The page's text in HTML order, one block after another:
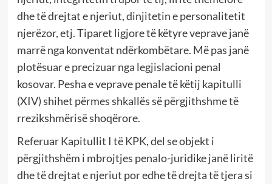
dhe të drejtat e njeriut, dinjitetin e personalitetit
njerëzor, etj. Tiparet ligjore të këtyre veprave janë
marrë nga konventat ndërkombëtare. Më pas janë
plotësuar e precizuar nga legjislacioni penal
kosovar. Pesha e veprave penale të këtij kapitulli
(XIV) shihet përmes shkallës së përgjithshme të
rrezikshmërisë shoqërore.
Referuar Kapitullit I të KPK, del se objekt i
përgjithshëm i mbrojtjes penalo-juridike janë liritë
dhe të drejtat e njeriut por edhe të drejta të tjera si